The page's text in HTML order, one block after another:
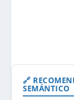
🔗
SEMÁNTICO